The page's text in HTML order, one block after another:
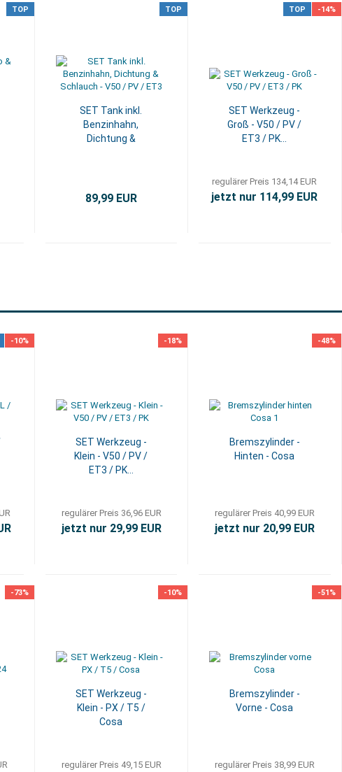
TOP TOP
SET Tank inkl.
Benzinhahn,
Dichtung &
89,99 EUR
TOP -14%
SET Werkzeug -
Groß - V50 / PV /
ET3 / PK...
regulärer Preis 134,14 EUR
jetzt nur 114,99 EUR
-10% -18%
SET Werkzeug -
Klein - V50 / PV /
ET3 / PK...
regulärer Preis 36,96 EUR
jetzt nur 29,99 EUR
-48%
Bremszylinder -
Hinten - Cosa
regulärer Preis 40,99 EUR
jetzt nur 20,99 EUR
-73% -10%
SET Werkzeug -
Klein - PX / T5 /
Cosa
regulärer Preis 49,15 EUR
-51%
Bremszylinder -
Vorne - Cosa
regulärer Preis 38,99 EUR